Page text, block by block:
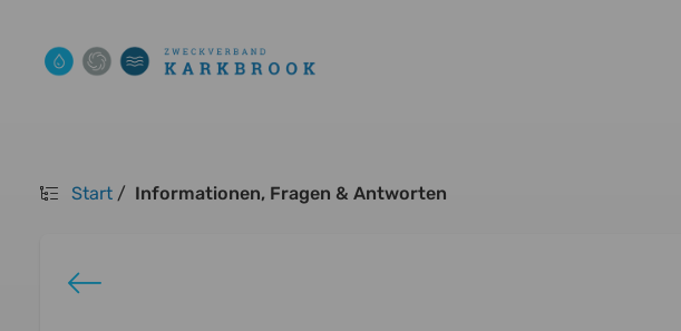
Start / Informationen, Fragen & Antworten